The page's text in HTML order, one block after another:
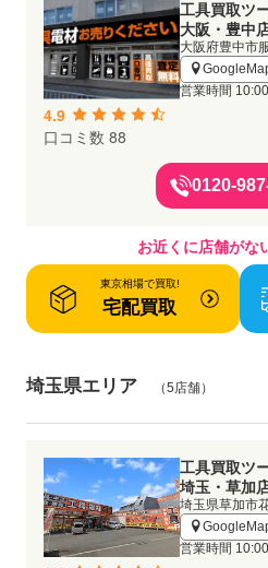
工具買取ツ
大阪・豊中
大阪府豊中市
営業時間
4.9
口コミ数 88
0120-
お近くに店舗がな
東京相場で買取!
宅配買取
埼玉県エリア （5店舗）
工具買取ツ
埼玉・草加
埼玉県草加市
営業時間